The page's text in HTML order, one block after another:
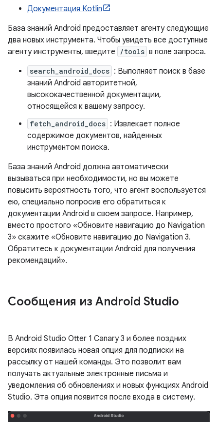
Документация Kotlin
База знаний Android предоставляет агенту следующие
два новых инструмента. Чтобы увидеть все доступные
агенту инструменты, введите
/tools в поле запроса.
search_android_docs : Выполняет поиск в базе
знаний Android авторитетной,
высококачественной документации,
относящейся к вашему запросу.
fetch_android_docs : Извлекает полное
содержимое документов, найденных
инструментом поиска.
База знаний Android должна автоматически
вызываться при необходимости, но вы можете
повысить вероятность того, что агент воспользуется
ею, специально попросив его обратиться к
документации Android в своем запросе. Например,
вместо простого «Обновите навигацию до Navigation
3» скажите «Обновите навигацию до Navigation 3.
Обратитесь к документации Android для получения
рекомендаций».
Сообщения из Android Studio
В Android Studio Otter 1 Canary 3 и более поздних
версиях появилась новая опция для подписки на
рассылку от нашей команды. Это позволит вам
получать актуальные электронные письма и
уведомления об обновлениях и новых функциях Android
Studio. Эта опция появится после входа в систему.